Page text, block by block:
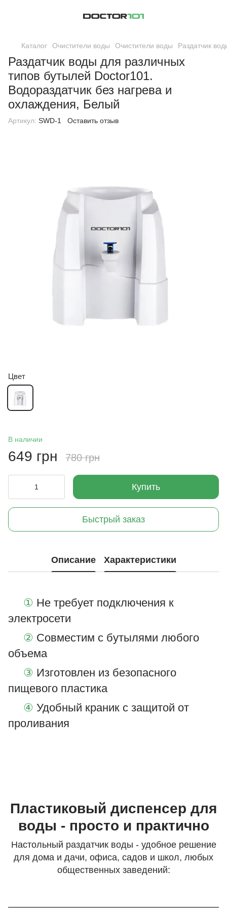
Каталог Очистители воды Очистители воды Раздатчик
Раздатчик воды для различных
типов бутылей Doctor101.
Водораздатчик без нагрева и
охлаждения, Белый
Артикул: SWD-1 Оставить отзыв
Цвет
В наличии
649 грн 780 грн
Купить
Быстрый заказ
Описание Характеристики
① Не требует подключения к
электросети
② Совместим с бутылями любого
объема
③ Изготовлен из безопасного
пищевого пластика
④ Удобный краник с защитой от
проливания
Пластиковый диспенсер для
воды - просто и практично
Настольный раздатчик воды - удобное решение
для дома и дачи, офиса, садов и школ, любых
общественных заведений: